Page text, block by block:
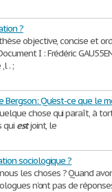
?
objective, concise et
I : Frédéric
. ;
Qu’est-ce que le
chose qui paraît, à
qui estjoint, le
sociologique ?
les choses ? Quand
n’ont pas de